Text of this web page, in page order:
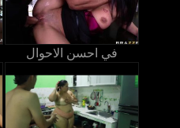
في احسن الاحوال